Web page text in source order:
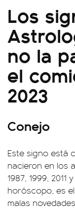
Los
no la
el
2023
Conejo
Este signo está
nacieron en los
1987, 1999,
horóscopo, es
malas